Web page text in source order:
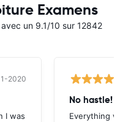
Examens
un 9.1/10 sur 12842
2020
I was
No hastle!
Everything